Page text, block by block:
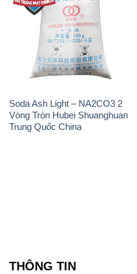
Soda Ash Light – NA2CO3 2
Vòng Tròn Hubei Shuanghuan
Trung Quốc China
THÔNG TIN